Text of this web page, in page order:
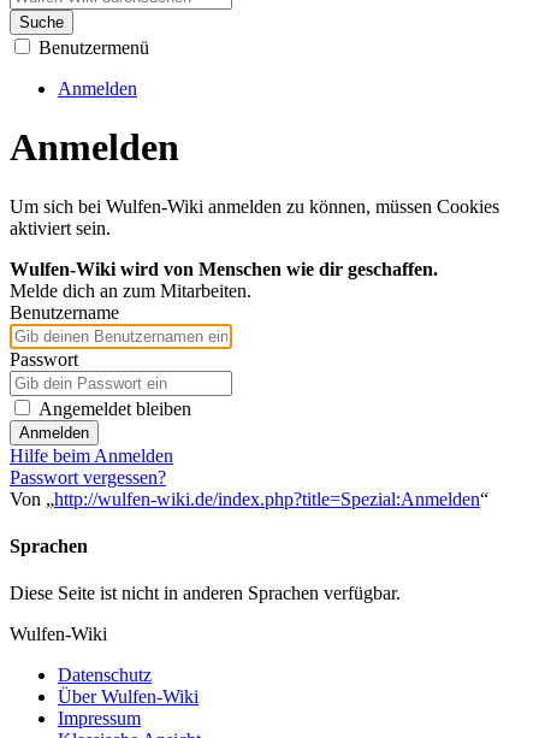
Suche
Benutzermenü
Anmelden
Anmelden
Um sich bei Wulfen-Wiki anmelden zu können, müssen Cookies
aktiviert sein.
Wulfen-Wiki wird von Menschen wie dir geschaffen.
Melde dich an zum Mitarbeiten.
Benutzername
Passwort
Angemeldet bleiben
Anmelden
Hilfe beim Anmelden
Passwort vergessen?
Von „http://wulfen-wiki.de/index.php?title=Spezial:Anmelden“
Sprachen
Diese Seite ist nicht in anderen Sprachen verfügbar.
Wulfen-Wiki
Datenschutz
Über Wulfen-Wiki
Impressum